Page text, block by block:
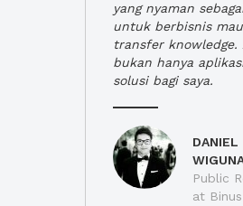
yang nyaman
untuk berbisnis
transfer knowledge.
bukan hanya
solusi bagi saya.
DANIEL
Public
at Binus